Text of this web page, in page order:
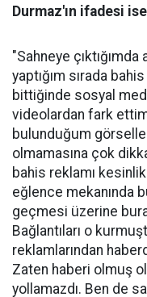
Durmaz'ın ifadesi
"Sahneye
yaptığım sırada
bittiğinde sosyal
videolardan fark
bulunduğum
olmamasına çok
bahis reklamı
eğlence mekanında
geçmesi üzerine
Bağlantıları o
reklamlarından
Zaten haberi olmuş
yollamazdı. Ben de